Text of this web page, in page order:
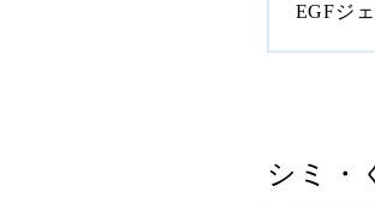
EGFジ
シミ・